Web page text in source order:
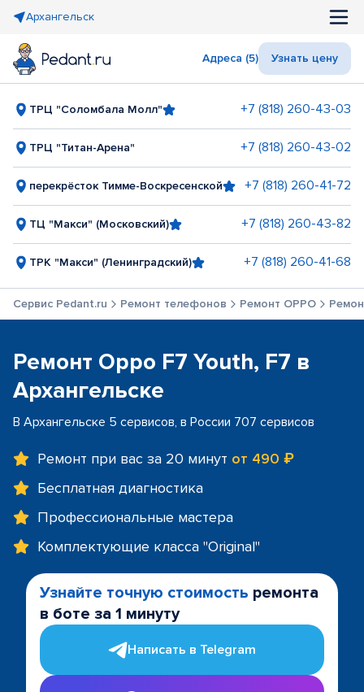
Архангельск
Адреса (5) Узнать цену
ТРЦ "Соломбала Молл" +7 (818) 260-43-03
ТРЦ "Титан-Арена" +7 (818) 260-43-02
перекрёсток Тимме-Воскресенской +7 (818) 260-41-72
ТЦ "Макси" (Московский) +7 (818) 260-43-82
ТРК "Макси" (Ленинградский) +7 (818) 260-41-68
Сервис Pedant.ru Ремонт телефонов Ремонт OPPO
Ремонт Oppo F7 Youth, F7 в
Архангельске
В Архангельске 5 сервисов, в России 707 сервисов
Ремонт при вас за 20 минут от 490 ₽
Бесплатная диагностика
Профессиональные мастера
Комплектующие класса "Original"
Узнайте точную стоимость ремонта
в боте за 1 минуту
Написать в Telegram